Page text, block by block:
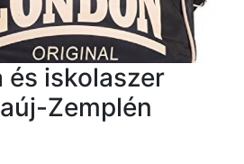
és iskolaszer
Zemplén